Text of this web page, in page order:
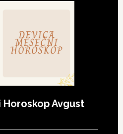
Avgust